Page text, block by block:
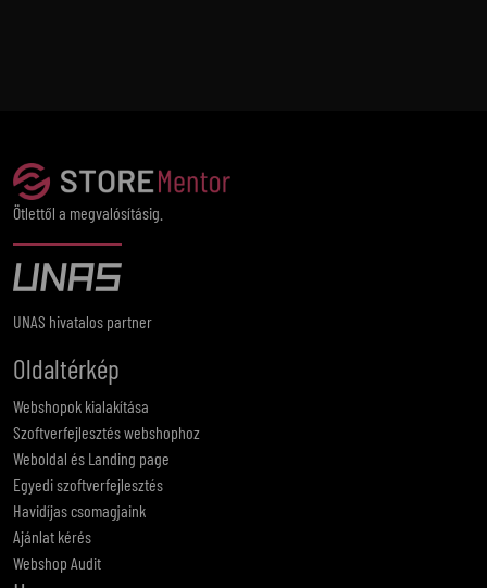
Ötlettől a megvalósításig.
UNAS hivatalos partner
Oldaltérkép
Webshopok kialakítása
Szoftverfejlesztés webshophoz
Weboldal és Landing page
Egyedi szoftverfejlesztés
Havidíjas csomagjaink
Ajánlat kérés
Webshop Audit